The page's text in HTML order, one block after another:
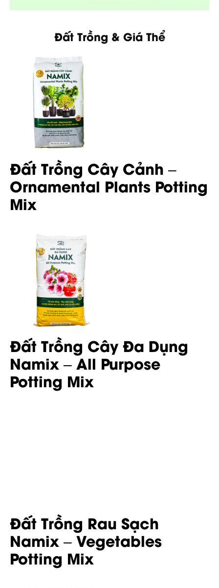
Đất Trồng & Giá Thể
Đất Trồng Cây Cảnh –
Ornamental Plants Potting
Mix
Đất Trồng Cây Đa Dụng
Namix – All Purpose
Potting Mix
Đất Trồng Rau Sạch
Namix – Vegetables
Potting Mix